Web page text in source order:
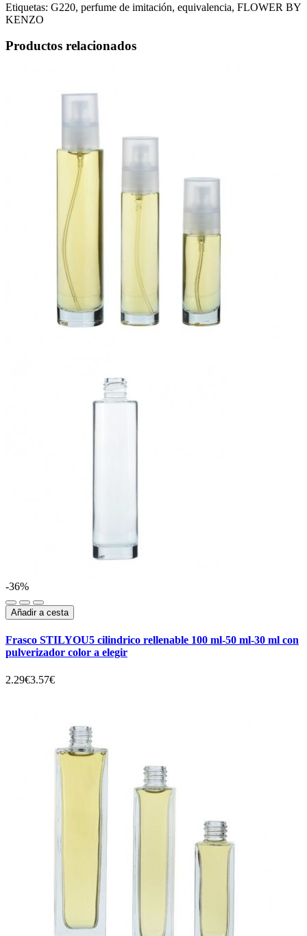
Etiquetas: G220, perfume de imitación, equivalencia, FLOWER BY
KENZO
Productos relacionados
-36%
Añadir a cesta
Frasco STILYOU5 cilindrico rellenable 100 ml-50 ml-30 ml con
pulverizador color a elegir
2.29€3.57€